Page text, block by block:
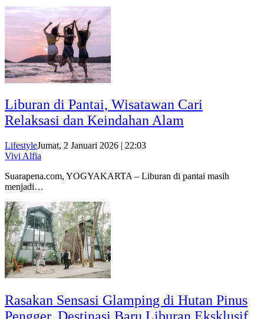
Liburan di Pantai, Wisatawan Cari
Relaksasi dan Keindahan Alam
LifestyleJumat, 2 Januari 2026 | 22:03
Vivi Alfia
Suarapena.com, YOGYAKARTA – Liburan di pantai masih
menjadi…
Rasakan Sensasi Glamping di Hutan Pinus